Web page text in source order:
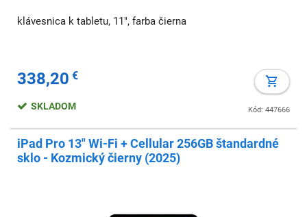
klávesnica k tabletu, 11", farba čierna
338,20 €
Kód: 447666
SKLADOM
iPad Pro 13" Wi-Fi + Cellular 256GB štandardné
sklo - Kozmický čierny (2025)